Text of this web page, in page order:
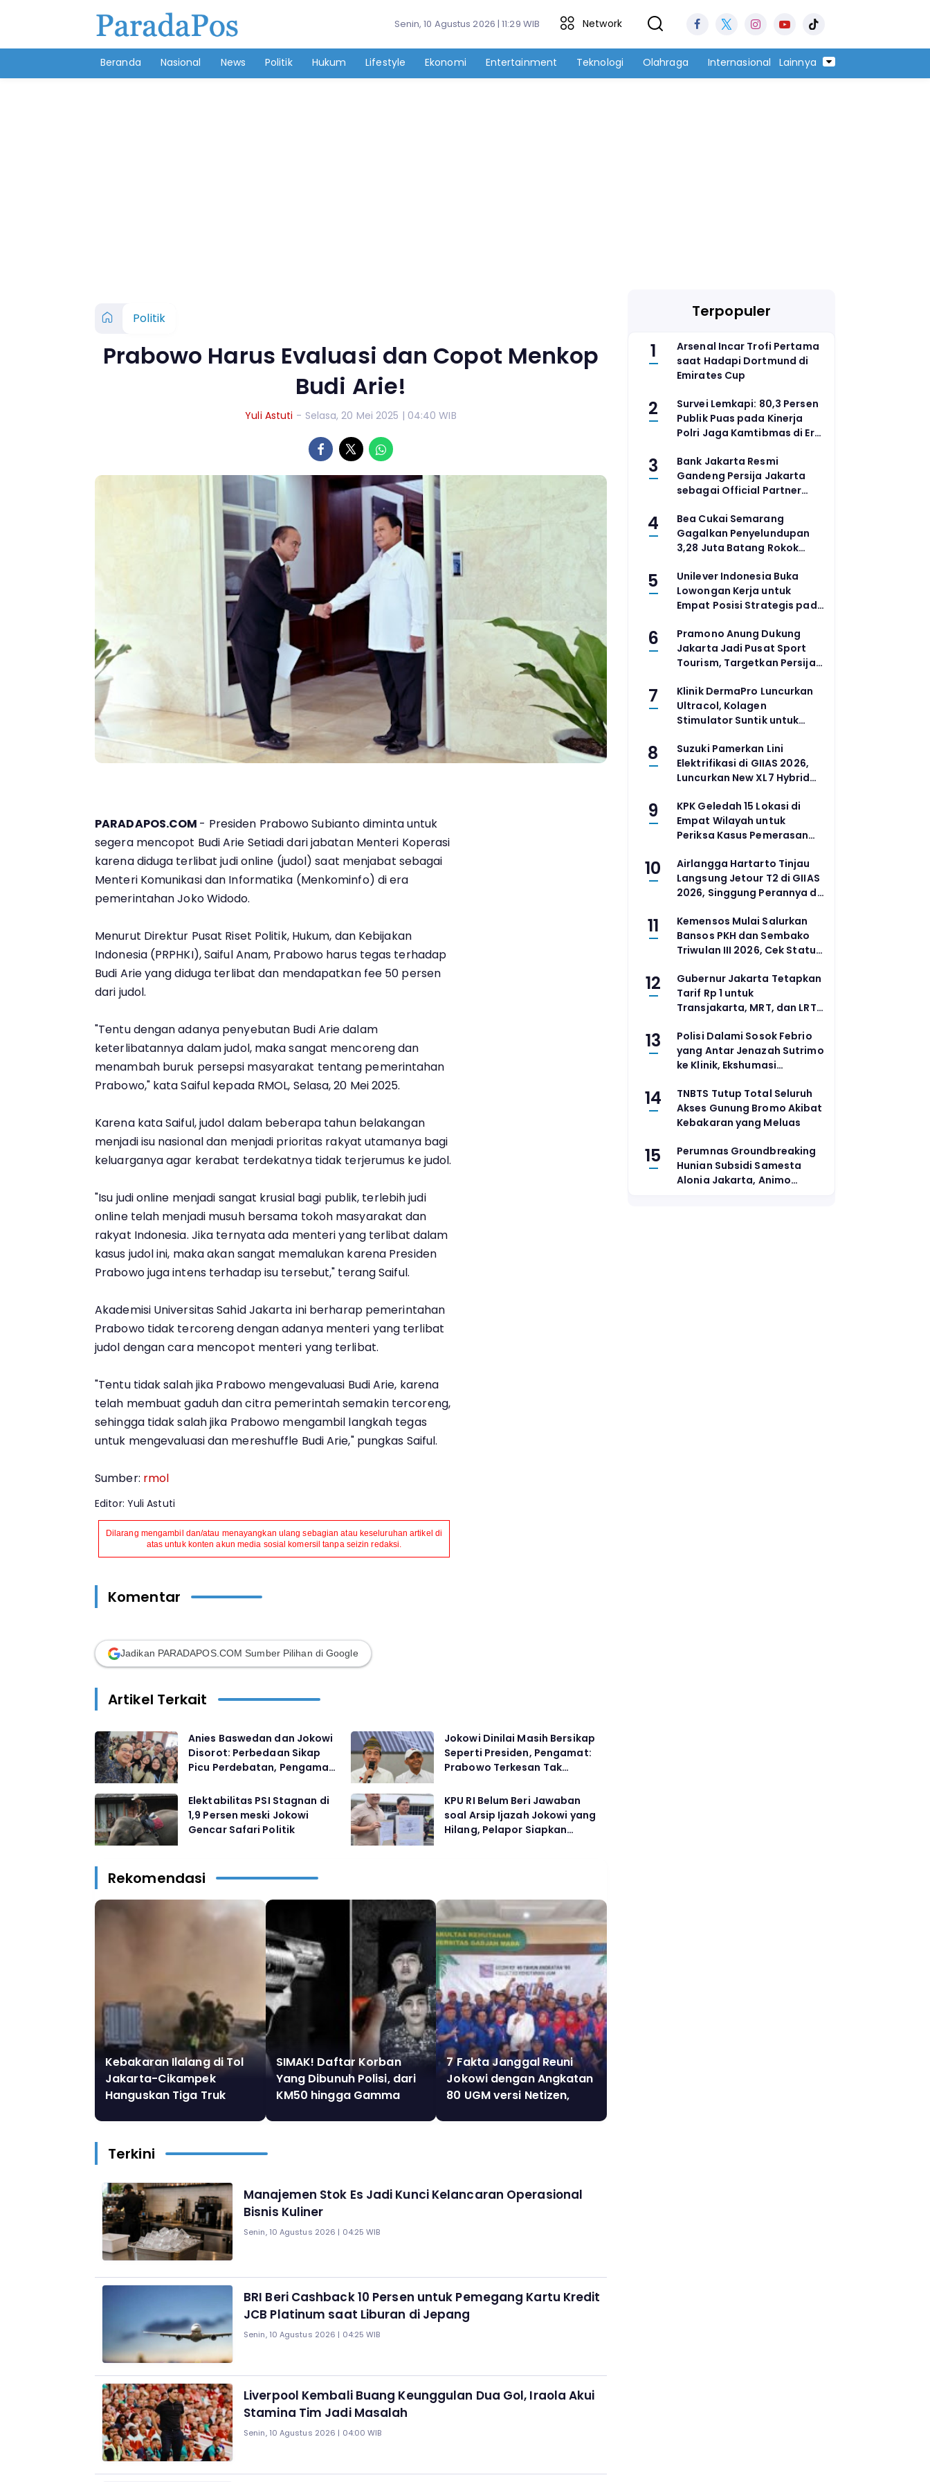
Senin, 10 Agustus 2026 | 11:29 WIB Network
Beranda Nasional News Politik Hukum Lifestyle Ekonomi Entertainment Teknologi Olahraga Internasional Lainnya
Politik
Prabowo Harus Evaluasi dan Copot Menkop
Budi Arie!
Yuli Astuti - Selasa, 20 Mei 2025 | 04:40 WIB
PARADAPOS.COM - Presiden Prabowo Subianto diminta untuk
segera mencopot Budi Arie Setiadi dari jabatan Menteri Koperasi
karena diduga terlibat judi online (judol) saat menjabat sebagai
Menteri Komunikasi dan Informatika (Menkominfo) di era
pemerintahan Joko Widodo.
Menurut Direktur Pusat Riset Politik, Hukum, dan Kebijakan
Indonesia (PRPHKI), Saiful Anam, Prabowo harus tegas terhadap
Budi Arie yang diduga terlibat dan mendapatkan fee 50 persen
dari judol.
"Tentu dengan adanya penyebutan Budi Arie dalam
keterlibatannya dalam judol, maka sangat mencoreng dan
menambah buruk persepsi masyarakat tentang pemerintahan
Prabowo," kata Saiful kepada RMOL, Selasa, 20 Mei 2025.
Karena kata Saiful, judol dalam beberapa tahun belakangan
menjadi isu nasional dan menjadi prioritas rakyat utamanya bagi
keluarganya agar kerabat terdekatnya tidak terjerumus ke judol.
"Isu judi online menjadi sangat krusial bagi publik, terlebih judi
online telah menjadi musuh bersama tokoh masyarakat dan
rakyat Indonesia. Jika ternyata ada menteri yang terlibat dalam
kasus judol ini, maka akan sangat memalukan karena Presiden
Prabowo juga intens terhadap isu tersebut," terang Saiful.
Akademisi Universitas Sahid Jakarta ini berharap pemerintahan
Prabowo tidak tercoreng dengan adanya menteri yang terlibat
judol dengan cara mencopot menteri yang terlibat.
"Tentu tidak salah jika Prabowo mengevaluasi Budi Arie, karena
telah membuat gaduh dan citra pemerintah semakin tercoreng,
sehingga tidak salah jika Prabowo mengambil langkah tegas
untuk mengevaluasi dan mereshuffle Budi Arie," pungkas Saiful.
Sumber: rmol
Editor: Yuli Astuti
Dilarang mengambil dan/atau menayangkan ulang sebagian atau keseluruhan artikel di
atas untuk konten akun media sosial komersil tanpa seizin redaksi.
Komentar
Jadikan PARADAPOS.COM Sumber Pilihan di Google
Artikel Terkait
Anies Baswedan dan Jokowi
Disorot: Perbedaan Sikap
Picu Perdebatan, Pengamat
Anies Pasca Pilpres
Jokowi Dinilai Masih Bersikap
Seperti Presiden, Pengamat:
Prabowo Terkesan Tak
Elektabilitas PSI Stagnan di
1,9 Persen meski Jokowi
Gencar Safari Politik
KPU RI Belum Beri Jawaban
soal Arsip Ijazah Jokowi yang
Hilang, Pelapor Siapkan
Rekomendasi
Kebakaran Ilalang di Tol
Jakarta-Cikampek
Hanguskan Tiga Truk
SIMAK! Daftar Korban
Yang Dibunuh Polisi, dari
KM50 hingga Gamma
7 Fakta Janggal Reuni
Jokowi dengan Angkatan
80 UGM versi Netizen,
Terkini
Manajemen Stok Es Jadi Kunci Kelancaran Operasional
Bisnis Kuliner
Senin, 10 Agustus 2026 | 04:25 WIB
BRI Beri Cashback 10 Persen untuk Pemegang Kartu Kredit
JCB Platinum saat Liburan di Jepang
Senin, 10 Agustus 2026 | 04:25 WIB
Liverpool Kembali Buang Keunggulan Dua Gol, Iraola Akui
Stamina Tim Jadi Masalah
Senin, 10 Agustus 2026 | 04:00 WIB
Terpopuler
1
Arsenal Incar Trofi Pertama
saat Hadapi Dortmund di
Emirates Cup
2
Survei Lemkapi: 80,3 Persen
Publik Puas pada Kinerja
Polri Jaga Kamtibmas di Era
3
Bank Jakarta Resmi
Gandeng Persija Jakarta
sebagai Official Partner
4
Bea Cukai Semarang
Gagalkan Penyelundupan
3,28 Juta Batang Rokok
Banyumanik
5
Unilever Indonesia Buka
Lowongan Kerja untuk
Empat Posisi Strategis pada
6
Pramono Anung Dukung
Jakarta Jadi Pusat Sport
Tourism, Targetkan Persija
Tahun Jakarta
7
Klinik DermaPro Luncurkan
Ultracol, Kolagen
Stimulator Suntik untuk
8
Suzuki Pamerkan Lini
Elektrifikasi di GIIAS 2026,
Luncurkan New XL7 Hybrid
9
KPK Geledah 15 Lokasi di
Empat Wilayah untuk
Periksa Kasus Pemerasan
10
Airlangga Hartarto Tinjau
Langsung Jetour T2 di GIIAS
2026, Singgung Perannya di
11
Kemensos Mulai Salurkan
Bansos PKH dan Sembako
Triwulan III 2026, Cek Status
12
Gubernur Jakarta Tetapkan
Tarif Rp 1 untuk
Transjakarta, MRT, dan LRT
13
Polisi Dalami Sosok Febrio
yang Antar Jenazah Sutrimo
ke Klinik, Ekshumasi
14
TNBTS Tutup Total Seluruh
Akses Gunung Bromo Akibat
Kebakaran yang Meluas
15
Perumnas Groundbreaking
Hunian Subsidi Samesta
Alonia Jakarta, Animo